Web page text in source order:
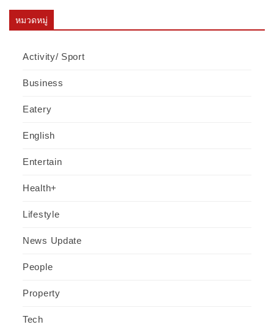
หมวดหมู่
Activity/ Sport
Business
Eatery
English
Entertain
Health+
Lifestyle
News Update
People
Property
Tech